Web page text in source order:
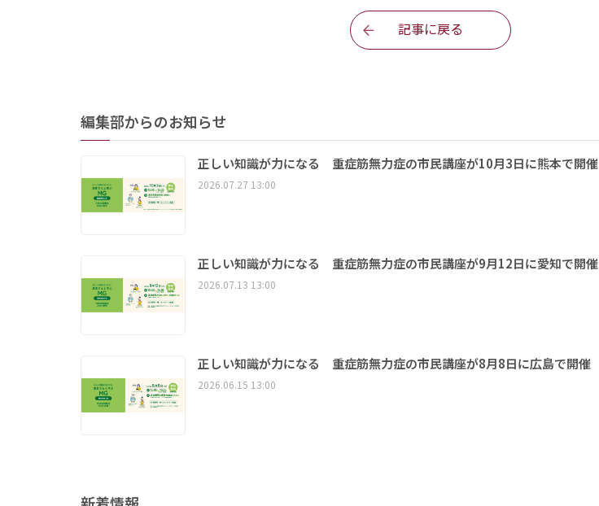
記事に戻る
編集部からのお知らせ
正しい知識が力になる 重症筋無力症の市民講座が10月3日に熊本で開催
2026.07.27 13:00
正しい知識が力になる 重症筋無力症の市民講座が9月12日に愛知で開催
2026.07.13 13:00
正しい知識が力になる 重症筋無力症の市民講座が8月8日に広島で開催
2026.06.15 13:00